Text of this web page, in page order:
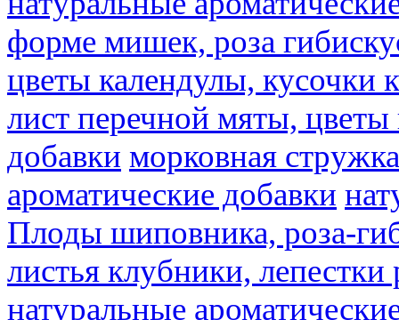
форме мишек, роза
цветы календулы, кусочки
лист перечной мяты,
добавки морковная стружка
ароматические добавки
Плоды шиповника, роза-
листья клубники,
натуральные